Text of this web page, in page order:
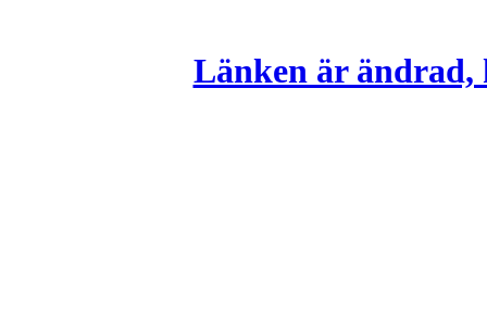
Länken är